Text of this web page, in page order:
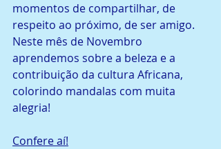
momentos de compartilhar, de
respeito ao próximo, de ser amigo.
Neste mês de Novembro
aprendemos sobre a beleza e a
contribuição da cultura Africana,
colorindo mandalas com muita
alegria!
Confere aí!